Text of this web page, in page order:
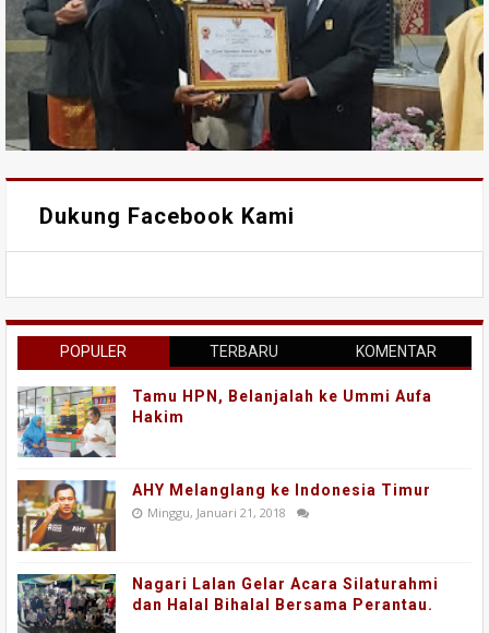
Dukung Facebook Kami
POPULER TERBARU KOMENTAR
Tamu HPN, Belanjalah ke Ummi Aufa
Hakim
AHY Melanglang ke Indonesia Timur
Minggu, Januari 21, 2018
Nagari Lalan Gelar Acara Silaturahmi
dan Halal Bihalal Bersama Perantau.